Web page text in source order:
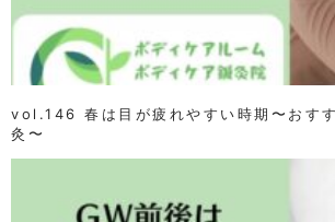
vol.146 春は目が疲れやすい時期〜おす
灸〜